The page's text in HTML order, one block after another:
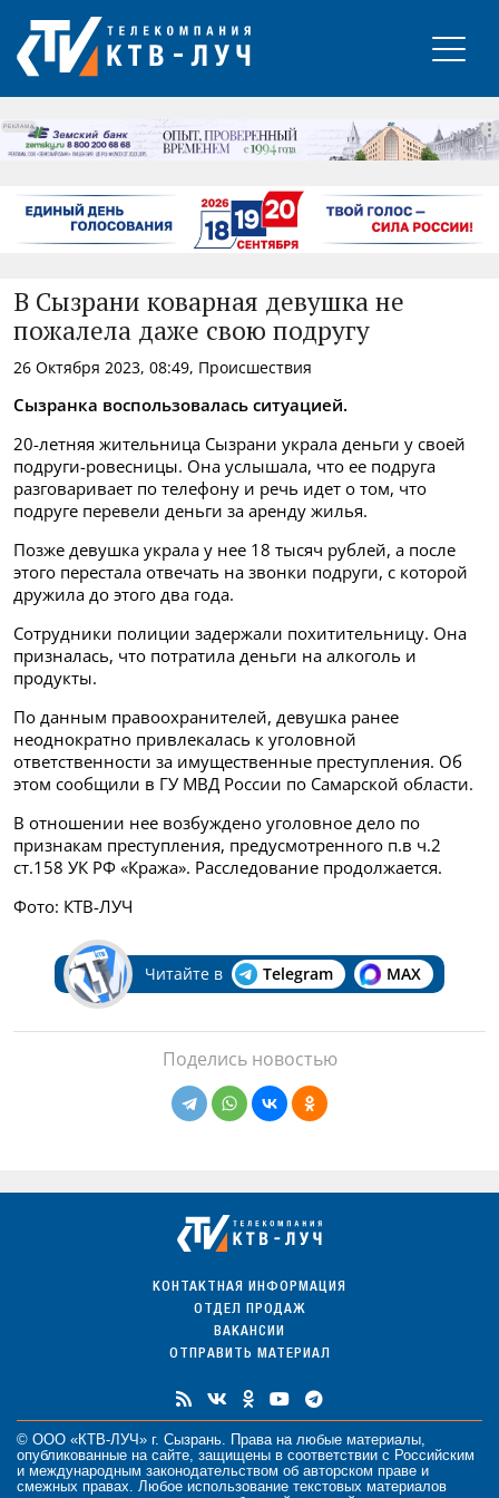
РЕКЛАМА
В Сызрани коварная девушка не
пожалела даже свою подругу
26 Октября 2023, 08:49, Происшествия
Сызранка воспользовалась ситуацией.
20-летняя жительница Сызрани украла деньги у своей
подруги-ровесницы. Она услышала, что ее подруга
разговаривает по телефону и речь идет о том, что
подруге перевели деньги за аренду жилья.
Позже девушка украла у нее 18 тысяч рублей, а после
этого перестала отвечать на звонки подруги, с которой
дружила до этого два года.
Сотрудники полиции задержали похитительницу. Она
призналась, что потратила деньги на алкоголь и
продукты.
По данным правоохранителей, девушка ранее
неоднократно привлекалась к уголовной
ответственности за имущественные преступления. Об
этом сообщили в ГУ МВД России по Самарской области.
В отношении нее возбуждено уголовное дело по
признакам преступления, предусмотренного п.в ч.2
ст.158 УК РФ «Кража». Расследование продолжается.
Фото: КТВ-ЛУЧ
Читайте в Telegram MAX
Поделись новостью
КОНТАКТНАЯ ИНФОРМАЦИЯ
ОТДЕЛ ПРОДАЖ
ВАКАНСИИ
ОТПРАВИТЬ МАТЕРИАЛ
© ООО «КТВ-ЛУЧ» г. Сызрань. Права на любые материалы
опубликованные на сайте, защищены в соответствии с Российским
и международным законодательством об авторском праве и
смежных правах. Любое использование текстовых материалов